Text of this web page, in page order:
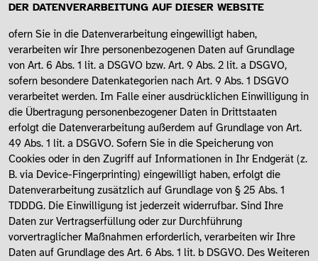
DER DATENVERARBEITUNG AUF DIESER WEBSITE
ofern Sie in die Datenverarbeitung eingewilligt haben,
verarbeiten wir Ihre personenbezogenen Daten auf Grundlage
von Art. 6 Abs. 1 lit. a DSGVO bzw. Art. 9 Abs. 2 lit. a DSGVO,
sofern besondere Datenkategorien nach Art. 9 Abs. 1 DSGVO
verarbeitet werden. Im Falle einer ausdrücklichen Einwilligung in
die Übertragung personenbezogener Daten in Drittstaaten
erfolgt die Datenverarbeitung außerdem auf Grundlage von Art.
49 Abs. 1 lit. a DSGVO. Sofern Sie in die Speicherung von
Cookies oder in den Zugriff auf Informationen in Ihr Endgerät (z.
B. via Device-Fingerprinting) eingewilligt haben, erfolgt die
Datenverarbeitung zusätzlich auf Grundlage von § 25 Abs. 1
TDDDG. Die Einwilligung ist jederzeit widerrufbar. Sind Ihre
Daten zur Vertragserfüllung oder zur Durchführung
vorvertraglicher Maßnahmen erforderlich, verarbeiten wir Ihre
Daten auf Grundlage des Art. 6 Abs. 1 lit. b DSGVO. Des Weiteren